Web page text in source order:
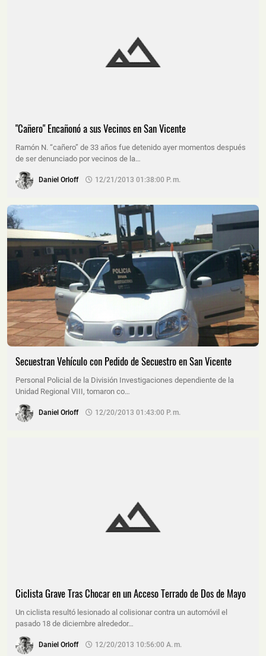
"Cañero" Encañonó a sus Vecinos en San Vicente
Ramón N. “cañero” de 33 años fue detenido ayer momentos después
de ser denunciado por vecinos de la…
Daniel Orloff 12/21/2013 01:38:00 P. M.
Secuestran Vehículo con Pedido de Secuestro en San Vicente
Personal Policial de la División Investigaciones dependiente de la
Unidad Regional VIII, tomaron co…
Daniel Orloff 12/20/2013 01:43:00 P. M.
Ciclista Grave Tras Chocar en un Acceso Terrado de Dos de Mayo
Un ciclista resultó lesionado al colisionar contra un automóvil el
pasado 18 de diciembre alrededor…
Daniel Orloff 12/20/2013 10:56:00 A. M.